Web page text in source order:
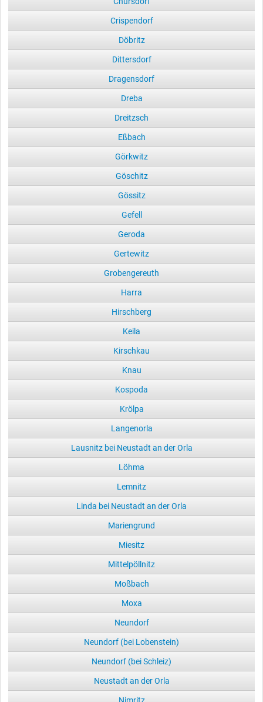
Crispendorf
Döbritz
Dittersdorf
Dragensdorf
Dreba
Dreitzsch
Eßbach
Görkwitz
Göschitz
Gössitz
Gefell
Geroda
Gertewitz
Grobengereuth
Harra
Hirschberg
Keila
Kirschkau
Knau
Kospoda
Krölpa
Langenorla
Lausnitz bei Neustadt an der Orla
Löhma
Lemnitz
Linda bei Neustadt an der Orla
Mariengrund
Miesitz
Mittelpöllnitz
Moßbach
Moxa
Neundorf
Neundorf (bei Lobenstein)
Neundorf (bei Schleiz)
Neustadt an der Orla